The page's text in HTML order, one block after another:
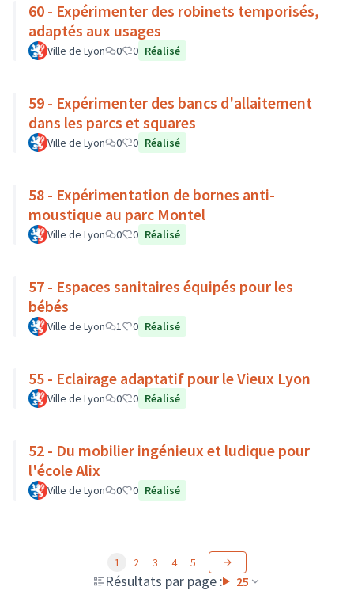
60 - Expérimenter des robinets temporisés,
adaptés aux usages
Ville de Lyon 0 0 Réalisé
59 - Expérimenter des bancs d'allaitement
dans les parcs et squares
Ville de Lyon 0 0 Réalisé
58 - Expérimentation de bornes anti-
moustique au parc Montel
Ville de Lyon 0 0 Réalisé
57 - Espaces sanitaires équipés pour les
bébés
Ville de Lyon 1 0 Réalisé
55 - Eclairage adaptatif pour le Vieux Lyon
Ville de Lyon 0 0 Réalisé
52 - Du mobilier ingénieux et ludique pour
l'école Alix
Ville de Lyon 0 0 Réalisé
Résultats par page : 25
1 2 3 4 5